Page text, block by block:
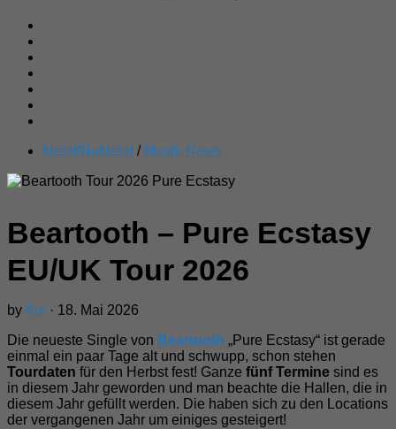
Metal/NuMetal / Musik-News
Beartooth – Pure Ecstasy
EU/UK Tour 2026
byAni · 18. Mai 2026
Die neueste Single von Beartooth „Pure Ecstasy“ ist gerade
einmal ein paar Tage alt und schwupp, schon stehen
Tourdaten für den Herbst fest! Ganze fünf Termine sind es
in diesem Jahr geworden und man beachte die Hallen, die in
diesem Jahr gefüllt werden. Die haben sich zu den Locations
der vergangenen Jahr um einiges gesteigert!